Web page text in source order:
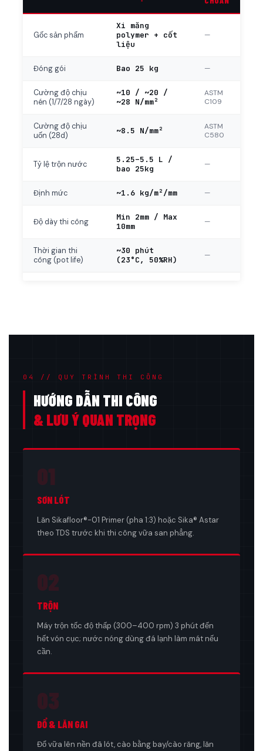
Gốc sản phẩm
Xi măng
polymer + cốt
liệu
—
Đóng gói Bao 25 kg —
Cường độ chịu
nén (1/7/28 ngày)
~10 / ~20 /
~28 N/mm²
ASTM
C109
Cường độ chịu
uốn (28d)
~8.5 N/mm²
ASTM
C580
Tỷ lệ trộn nước
5.25–5.5 L /
bao 25kg
—
Định mức ~1.6 kg/m²/mm —
Độ dày thi công
Min 2mm / Max
10mm
—
Thời gian thi
công (pot life)
~30 phút
(23°C, 50%RH)
—
04 // QUY TRÌNH THI CÔNG
HƯỚNG DẪN THI CÔNG
& LƯU Ý QUAN TRỌNG
01
SƠN LÓT
Lăn Sikafloor®-01 Primer (pha 1:3) hoặc Sika® Astar
theo TDS trước khi thi công vữa san phẳng.
02
TRỘN
Máy trộn tốc độ thấp (300–400 rpm) 3 phút đến
hết vón cục; nước nóng dùng đá lạnh làm mát nếu
cần.
03
ĐỔ & LĂN GAI
Đổ vữa lên nền đã lót, cào bằng bay/cào răng, lăn